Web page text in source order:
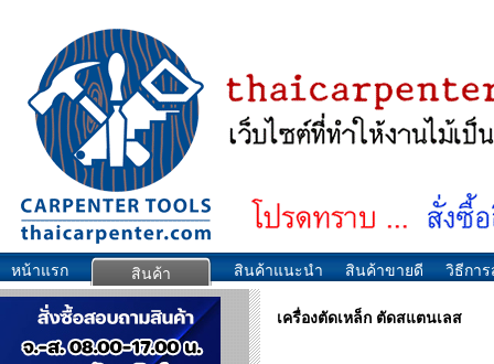
หน้าแรก สินค้า สินค้าแนะนำ สินค้าขายดี วิธีกา
เครื่องตัดเหล็ก ตัดสแตนเลส